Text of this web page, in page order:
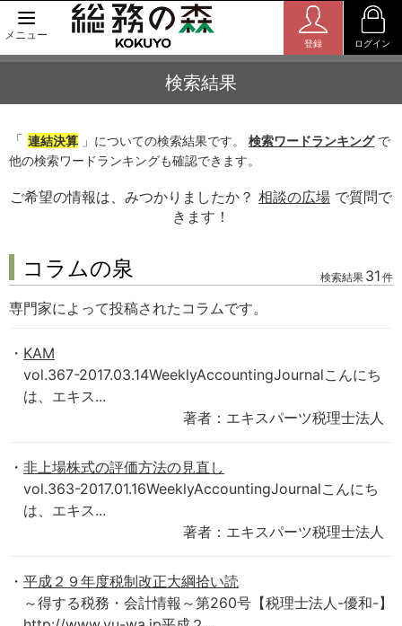
メニュー
登録 ログイン
検索結果
「 連結決算 」についての検索結果です。 検索ワードランキングで
他の検索ワードランキングも確認できます。
ご希望の情報は、みつかりましたか？ 相談の広場 で質問で
きます！
コラムの泉 検索結果 31 件
専門家によって投稿されたコラムです。
KAM
vol.367-2017.03.14WeeklyAccountingJournalこんにち
は、エキス...
著者：エキスパーツ税理士法人
非上場株式の評価方法の見直し
vol.363-2017.01.16WeeklyAccountingJournalこんにち
は、エキス...
著者：エキスパーツ税理士法人
平成２９年度税制改正大綱拾い読
～得する税務・会計情報～第260号【税理士法人-優和-】